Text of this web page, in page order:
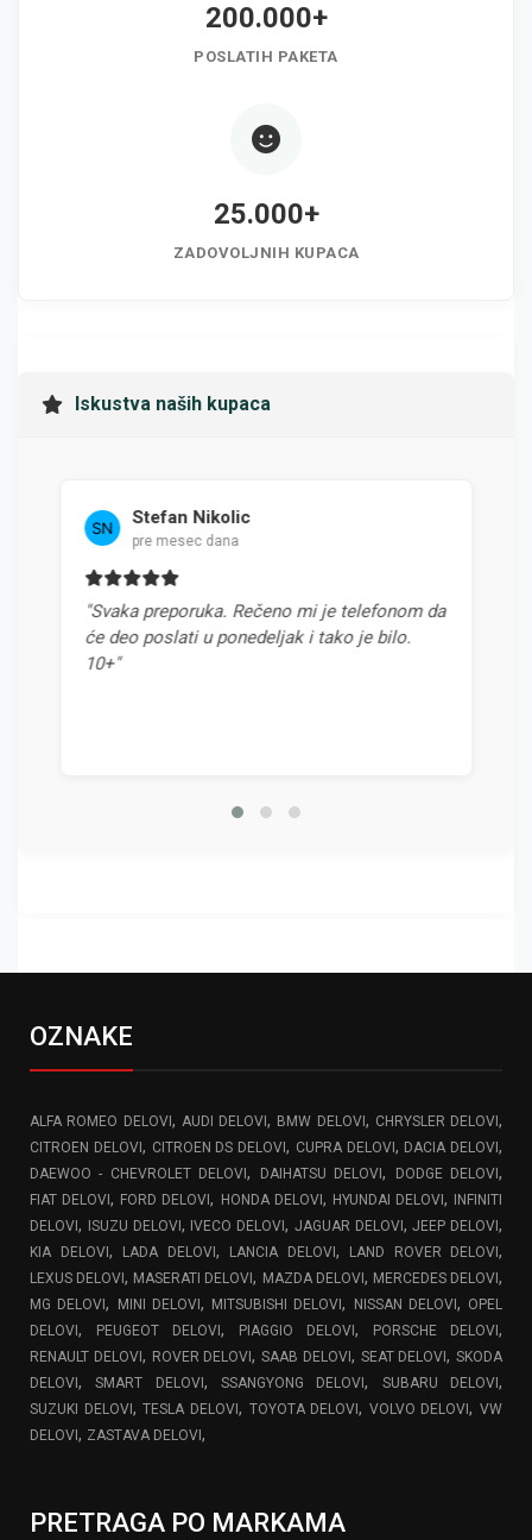
200.000+
POSLATIH PAKETA
25.000+
ZADOVOLJNIH KUPACA
Iskustva naših kupaca
Stefan Nikolic
pre mesec dana
"Svaka preporuka. Rečeno mi je telefonom da
će deo poslati u ponedeljak i tako je bilo.
OZNAKE
ALFA ROMEO DELOVI , AUDI DELOVI , BMW DELOVI , CHRYSLER DELOVI ,
CITROEN DELOVI , CITROEN DS DELOVI , CUPRA DELOVI , DACIA DELOVI ,
DAEWOO - CHEVROLET DELOVI, DAIHATSU DELOVI, DODGE DELOVI,
FIAT DELOVI, FORD DELOVI, HONDA DELOVI , HYUNDAI DELOVI ,
INFINITI
DELOVI , ISUZU DELOVI , IVECO DELOVI , JAGUAR DELOVI ,JEEP DELOVI ,
KIA DELOVI , LADA DELOVI , LANCIA DELOVI , LAND ROVER DELOVI ,
LEXUS DELOVI, MASERATI DELOVI, MAZDA DELOVI , MERCEDES DELOVI,
MG DELOVI, MINI DELOVI , MITSUBISHI DELOVI, NISSAN DELOVI , OPEL
DELOVI , PEUGEOT DELOVI , PIAGGIO DELOVI , PORSCHE DELOVI ,
RENAULT DELOVI , ROVER DELOVI, SAAB DELOVI , SEAT DELOVI, SKODA
DELOVI ,SMART DELOVI ,SSANGYONG DELOVI, SUBARU DELOVI,
SUZUKI DELOVI ,TESLA DELOVI , TOYOTA DELOVI, VOLVO DELOVI, VW
DELOVI , ZASTAVA DELOVI ,
PRETRAGA PO MARKAMA